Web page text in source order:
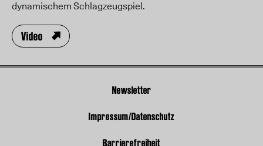
dynamischem Schlagzeugspiel.
Video
Newsletter
Impressum/Datenschutz
Barrierefreiheit